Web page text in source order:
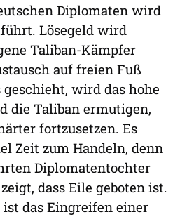
Diplomaten wird
Lösegeld wird
Taliban-Kämpfer
auf freien Fuß
wird das hohe
die Taliban ermutigen,
fortzusetzen. Es
Zeit zum Handeln, denn
Diplomatentochter
dass Eile geboten ist.
das Eingreifen einer